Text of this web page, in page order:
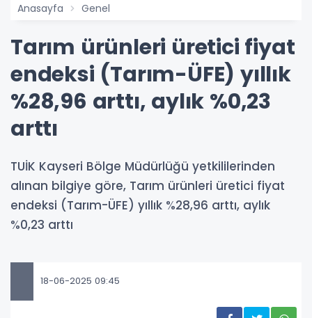
Anasayfa Genel
Tarım ürünleri üretici fiyat
endeksi (Tarım-ÜFE) yıllık
%28,96 arttı, aylık %0,23
arttı
TUİK Kayseri Bölge Müdürlüğü yetkililerinden
alınan bilgiye göre, Tarım ürünleri üretici fiyat
endeksi (Tarım-ÜFE) yıllık %28,96 arttı, aylık
%0,23 arttı
18-06-2025 09:45